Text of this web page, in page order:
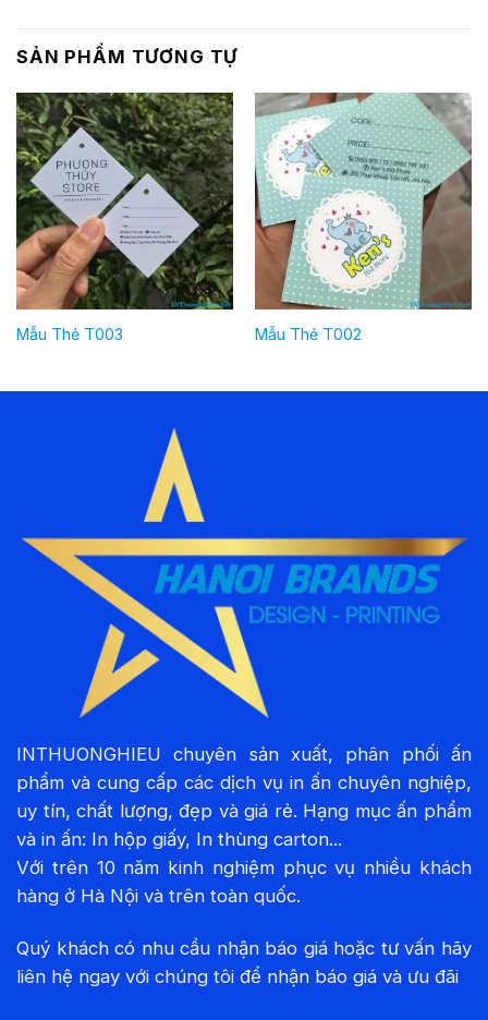
SẢN PHẨM TƯƠNG TỰ
Mẫu Thẻ T003 Mẫu Thẻ T002
INTHUONGHIEU chuyên sản xuất, phân phối ấn
phẩm và cung cấp các dịch vụ in ấn chuyên nghiệp,
uy tín, chất lượng, đẹp và giá rẻ. Hạng mục ấn phẩm
và in ấn: In hộp giấy, In thùng carton...
Với trên 10 năm kinh nghiệm phục vụ nhiều khách
hàng ở Hà Nội và trên toàn quốc.
Quý khách có nhu cầu nhận báo giá hoặc tư vấn hãy
liên hệ ngay với chúng tôi để nhận báo giá và ưu đãi